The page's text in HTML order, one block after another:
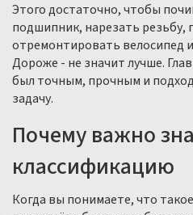
Этого достаточно, чтобы
подшипник, нарезать резьбу,
отремонтировать велосипед
Дороже - не значит лучше.
был точным, прочным и
задачу.
Почему важно
классификацию
Когда вы понимаете, что